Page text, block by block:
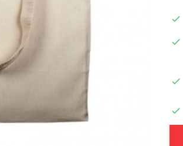
done
done
done
done